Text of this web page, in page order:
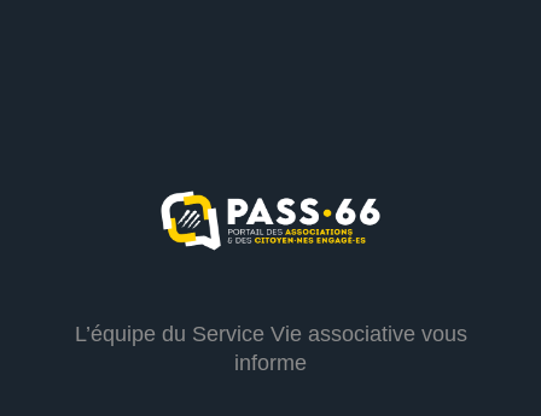
L’équipe du Service Vie associative vous
informe